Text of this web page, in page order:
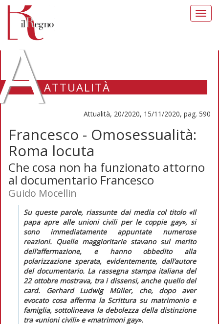
ATTUALITÀ
Attualità, 20/2020, 15/11/2020, pag. 590
Francesco - Omosessualità:
Roma locuta
Che cosa non ha funzionato attorno
al documentario Francesco
Guido Mocellin
Su queste parole, riassunte dai mediacol titolo «Il
papa apre alle unioni civili per le coppie gay», si
sono immediatamente appuntate numerose
reazioni. Quelle maggioritarie stavano sul merito
dell’affermazione, e hanno obbedito alla
polarizzazione sperata, evidentemente, dall’autore
del documentario. La rassegna stampa italiana del
22 ottobre mostrava, tra i dissensi, anche quello del
card. Gerhard Ludwig Müller, che, dopo aver
evocato cosa afferma la Scrittura su matrimonio e
famiglia, sottolineava la debolezza della distinzione
tra «unioni civili» e «matrimoni gay».